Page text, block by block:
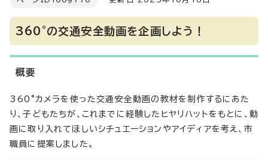
360°の交通安全動画を企画しよう！
概要
360°カメラを使った交通安全動画の教材を制作するにあた
り、子どもたちが、これまでに経験したヒヤリハットをもとに、動
画に取り入れてほしいシチュエーションやアイディアを考え、市
職員に提案しました。